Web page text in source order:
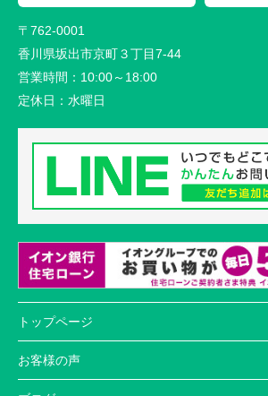
〒762-0001
香川県坂出市京町３丁目7-44
営業時間： 10:00～18:00
定休日： 水曜日
トップページ
お客様の声